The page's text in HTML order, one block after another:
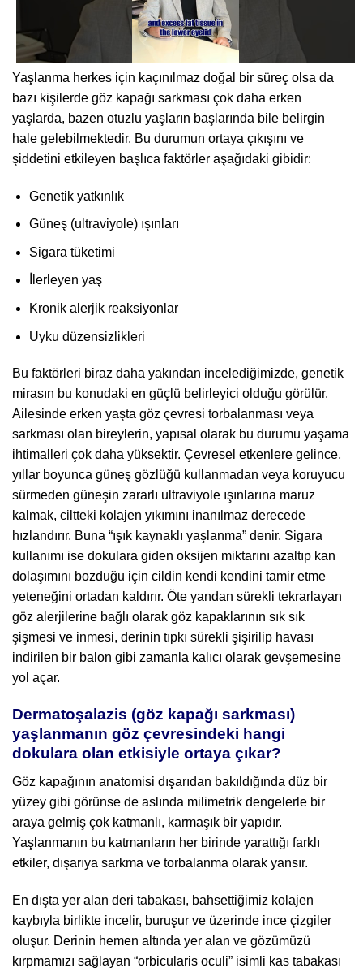
Yaşlanma herkes için kaçınılmaz doğal bir süreç olsa da
bazı kişilerde göz kapağı sarkması çok daha erken
yaşlarda, bazen otuzlu yaşların başlarında bile belirgin
hale gelebilmektedir. Bu durumun ortaya çıkışını ve
şiddetini etkileyen başlıca faktörler aşağıdaki gibidir:
Genetik yatkınlık
Güneş (ultraviyole) ışınları
Sigara tüketimi
İlerleyen yaş
Kronik alerjik reaksiyonlar
Uyku düzensizlikleri
Bu faktörleri biraz daha yakından incelediğimizde, genetik
mirasın bu konudaki en güçlü belirleyici olduğu görülür.
Ailesinde erken yaşta göz çevresi torbalanması veya
sarkması olan bireylerin, yapısal olarak bu durumu yaşama
ihtimalleri çok daha yüksektir. Çevresel etkenlere gelince,
yıllar boyunca güneş gözlüğü kullanmadan veya koruyucu
sürmeden güneşin zararlı ultraviyole ışınlarına maruz
kalmak, ciltteki kolajen yıkımını inanılmaz derecede
hızlandırır. Buna “ışık kaynaklı yaşlanma” denir. Sigara
kullanımı ise dokulara giden oksijen miktarını azaltıp kan
dolaşımını bozduğu için cildin kendi kendini tamir etme
yeteneğini ortadan kaldırır. Öte yandan sürekli tekrarlayan
göz alerjilerine bağlı olarak göz kapaklarının sık sık
şişmesi ve inmesi, derinin tıpkı sürekli şişirilip havası
indirilen bir balon gibi zamanla kalıcı olarak gevşemesine
yol açar.
Dermatoşalazis (göz kapağı sarkması)
yaşlanmanın göz çevresindeki hangi
dokulara olan etkisiyle ortaya çıkar?
Göz kapağının anatomisi dışarıdan bakıldığında düz bir
yüzey gibi görünse de aslında milimetrik dengelerle bir
araya gelmiş çok katmanlı, karmaşık bir yapıdır.
Yaşlanmanın bu katmanların her birinde yarattığı farklı
etkiler, dışarıya sarkma ve torbalanma olarak yansır.
En dışta yer alan deri tabakası, bahsettiğimiz kolajen
kaybıyla birlikte incelir, buruşur ve üzerinde ince çizgiler
oluşur. Derinin hemen altında yer alan ve gözümüzü
kırpmamızı sağlayan “orbicularis oculi” isimli kas tabakası